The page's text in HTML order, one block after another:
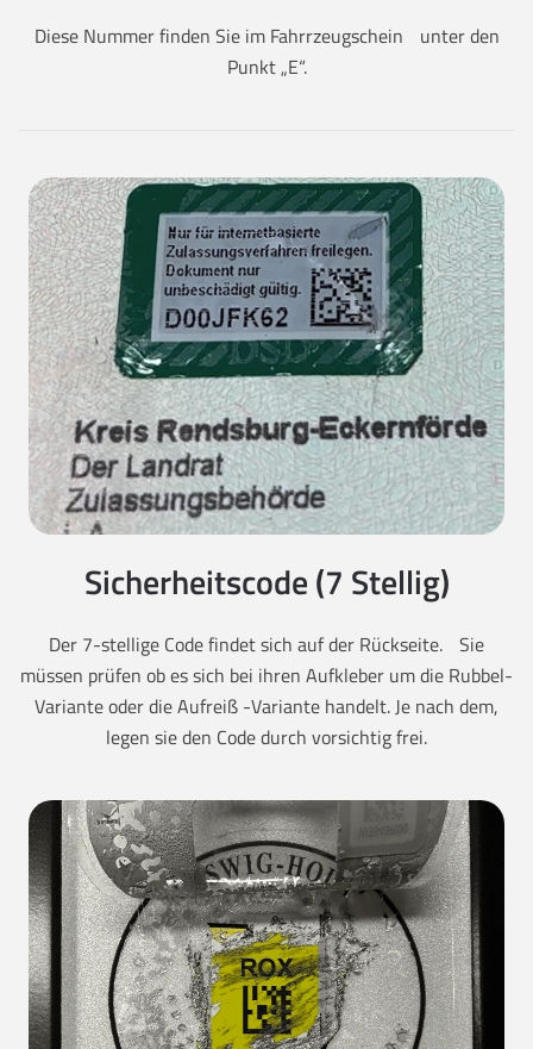
Diese Nummer finden Sie im Fahrrzeugschein unter den
Punkt „E“.
Sicherheitscode (7 Stellig)
Der 7-stellige Code findet sich auf der Rückseite. Sie
müssen prüfen ob es sich bei ihren Aufkleber um die Rubbel-
Variante oder die Aufreiß -Variante handelt. Je nach dem,
legen sie den Code durch vorsichtig frei.